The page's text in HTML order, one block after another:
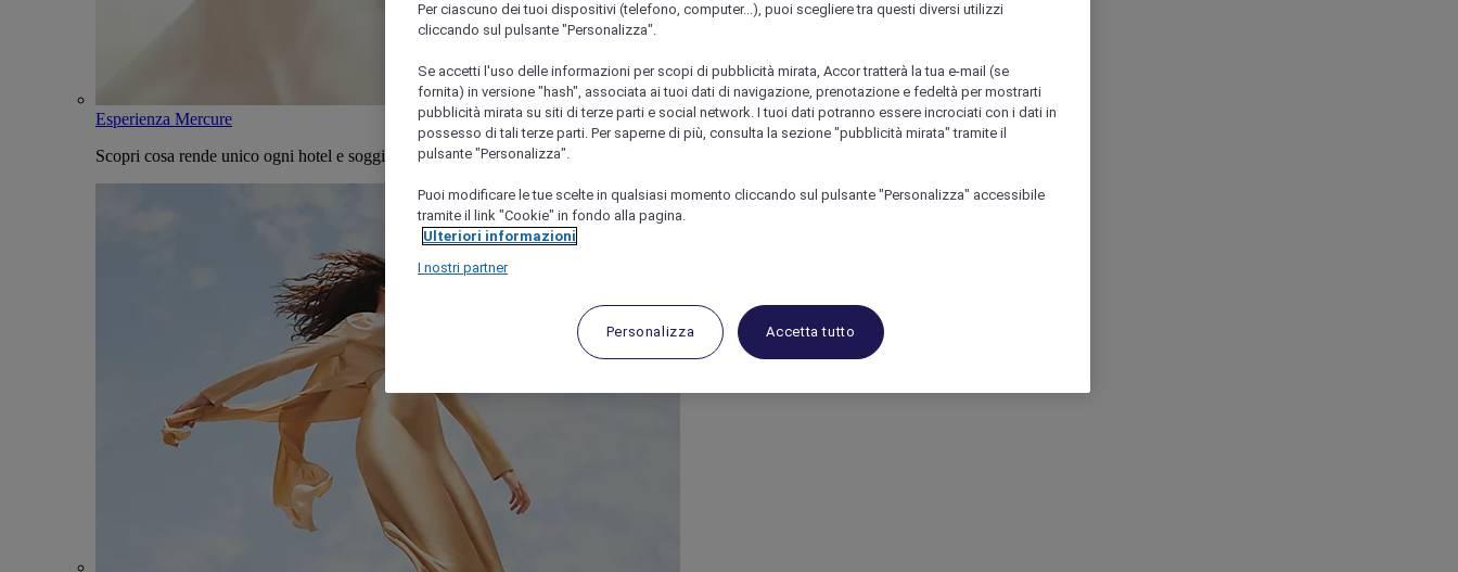
Esperienza Mercure
Scopri cosa rende unico ogni hotel e soggiorno Mercure
Per ciascuno dei tuoi dispositivi (telefono, computer...), puoi scegliere tra questi diversi utilizzi
cliccando sul pulsante "Personalizza".
Se accetti l'uso delle informazioni per scopi di pubblicità mirata, Accor tratterà la tua e-mail (se
fornita) in versione "hash", associata ai tuoi dati di navigazione, prenotazione e fedeltà per mostrarti
pubblicità mirata su siti di terze parti e social network. I tuoi dati potranno essere incrociati con i dati in
possesso di tali terze parti. Per saperne di più, consulta la sezione "pubblicità mirata" tramite il
pulsante "Personalizza".
Puoi modificare le tue scelte in qualsiasi momento cliccando sul pulsante "Personalizza" accessibile
tramite il link "Cookie" in fondo alla pagina.
Ulteriori informazioni
I nostri partner
Personalizza Accetta tutto